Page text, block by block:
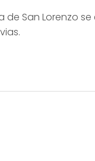
de San Lorenzo